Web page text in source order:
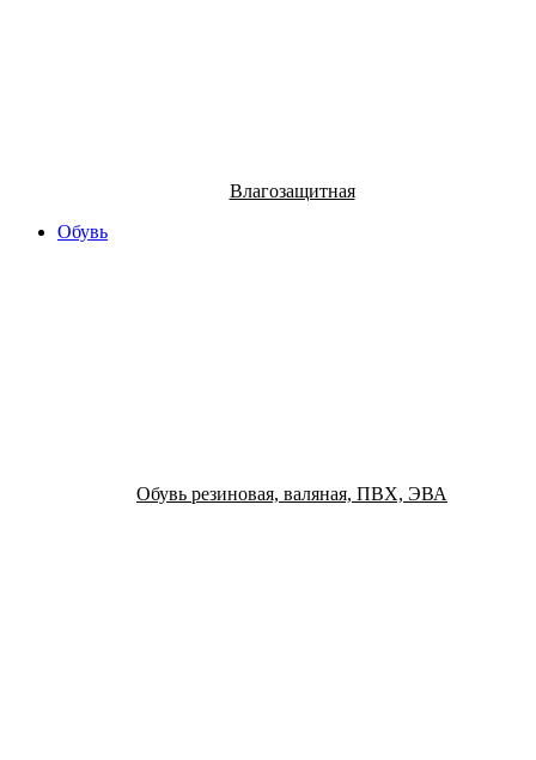
Влагозащитная
Обувь
Обувь резиновая, валяная, ПВХ, ЭВА